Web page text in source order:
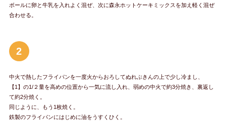
ボールに卵と牛乳を入れよく混ぜ、次に森永ホットケーキミックスを加え軽く混ぜ
合わせる。
2
中火で熱したフライパンを一度火からおろしてぬれぶきんの上で少し冷まし、
【1】の1/２量を高めの位置から一気に流し入れ、弱めの中火で約3分焼き、裏返し
て約2分焼く。
同じように、もう1枚焼く。
鉄製のフライパンにはじめに油をうすくひく。